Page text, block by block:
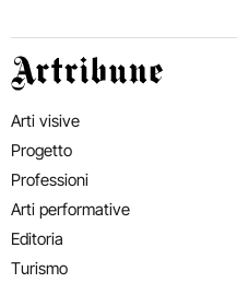
Artribune
Arti visive
Progetto
Professioni
Arti performative
Editoria
Turismo